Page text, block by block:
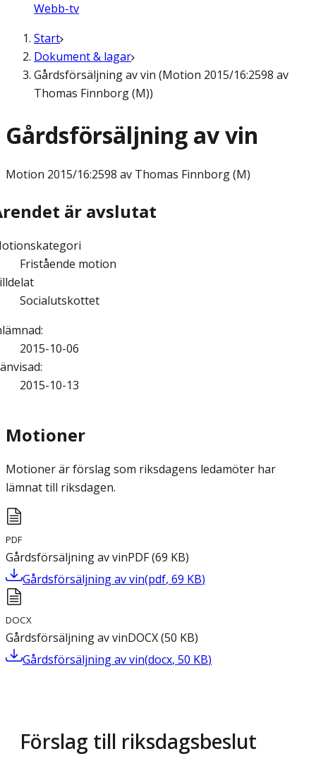
Webb-tv
Start
Dokument & lagar
Gårdsförsäljning av vin (Motion 2015/16:2598 av
Thomas Finnborg (M))
Gårdsförsäljning av vin
Motion 2015/16:2598 av Thomas Finnborg (M)
är avslutat
Fristående motion
Socialutskottet
:
2015-10-06
:
2015-10-13
Motioner
Motioner är förslag som riksdagens ledamöter har
lämnat till riksdagen.
PDF
Gårdsförsäljning av vinPDF(69 KB)
Gårdsförsäljning av vin(pdf, 69 KB)
DOCX
Gårdsförsäljning av vinDOCX(50 KB)
Gårdsförsäljning av vin(docx, 50 KB)
Förslag till riksdagsbeslut